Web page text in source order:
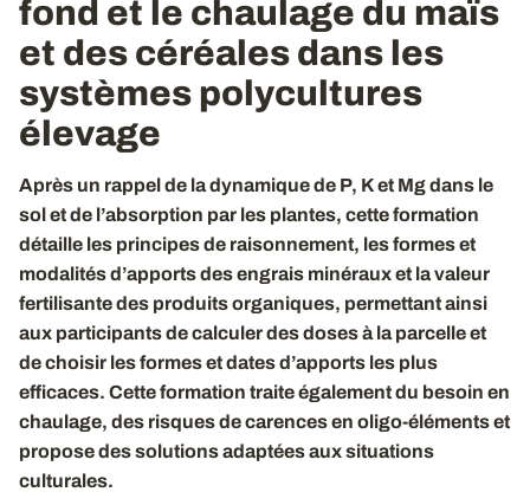
fond et le chaulage du maïs
et des céréales dans les
systèmes polycultures
élevage
Après un rappel de la dynamique de P, K et Mg dans le
sol et de l’absorption par les plantes, cette formation
détaille les principes de raisonnement, les formes et
modalités d’apports des engrais minéraux et la valeur
fertilisante des produits organiques, permettant ainsi
aux participants de calculer des doses à la parcelle et
de choisir les formes et dates d’apports les plus
efficaces. Cette formation traite également du besoin en
chaulage, des risques de carences en oligo-éléments et
propose des solutions adaptées aux situations
culturales.